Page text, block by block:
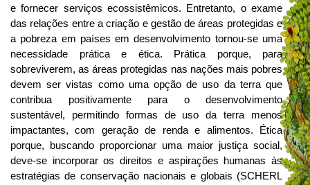
e fornecer serviços ecossistêmicos. Entretanto, o exame
das relações entre a criação e gestão de áreas protegidas e
a pobreza em países em desenvolvimento tornou-se uma
necessidade prática e ética. Prática porque, para
sobreviverem, as áreas protegidas nas nações mais pobres
devem ser vistas como uma opção de uso da terra que
contribua positivamente para o desenvolvimento
sustentável, permitindo formas de uso da terra menos
impactantes, com geração de renda e alimentos. Ética
porque, buscando proporcionar uma maior justiça social,
deve-se incorporar os direitos e aspirações humanas às
estratégias de conservação nacionais e globais (SCHERL